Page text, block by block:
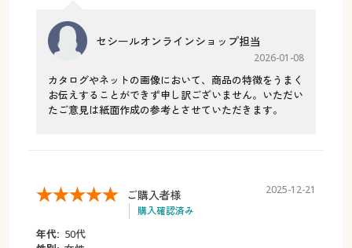
セシールオンラインショップ担当
2026-01-08
カタログやネットの画像において、商品の特徴をうまく
お伝えすることができず申し訳ございません。いただい
たご意見は紙面作成の参考とさせていただきます。
ご購入者様
購入確認済み
2025-12-21
年代: 50代